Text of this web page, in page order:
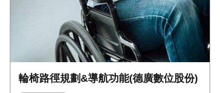
輪椅路徑規劃&導航功能(德廣數位股份)